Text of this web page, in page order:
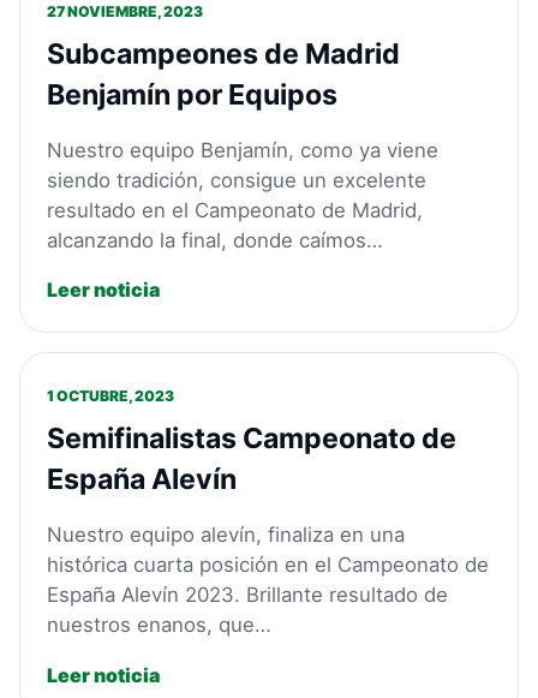
27 NOVIEMBRE, 2023
Subcampeones de Madrid
Benjamín por Equipos
Nuestro equipo Benjamín, como ya viene
siendo tradición, consigue un excelente
resultado en el Campeonato de Madrid,
alcanzando la final, donde caímos…
Leer noticia
1 OCTUBRE, 2023
Semifinalistas Campeonato de
España Alevín
Nuestro equipo alevín, finaliza en una
histórica cuarta posición en el Campeonato de
España Alevín 2023. Brillante resultado de
nuestros enanos, que…
Leer noticia